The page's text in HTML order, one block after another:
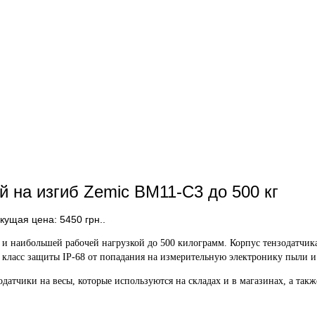
на изгиб Zemic BM11-C3 до 500 кг
цена: 5450 грн..
наибольшей рабочей нагрузкой до 500 килограмм. Корпус
защиты IP-68 от попадания на измерительную электронику пыли
на весы, которые используются на складах и в магазинах, а